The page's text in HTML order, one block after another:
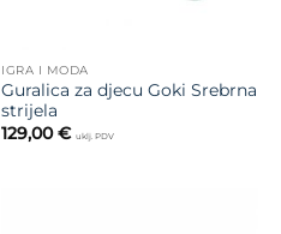
IGRA I MODA
Guralica za djecu Goki Srebrna
strijela
129,00€ uklj. PDV